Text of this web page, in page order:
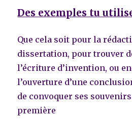
Des exemples tu
Que cela soit pour la
dissertation, pour trouver
l’écriture d’invention, ou
l’ouverture d’une
de convoquer ses
première